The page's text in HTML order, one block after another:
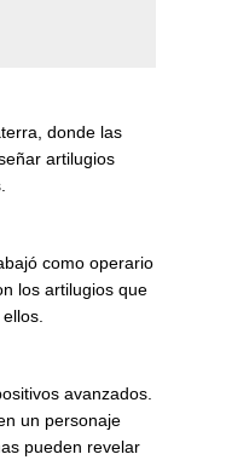
donde las
artilugios
como operario
los artilugios que
avanzados.
un personaje
pueden revelar